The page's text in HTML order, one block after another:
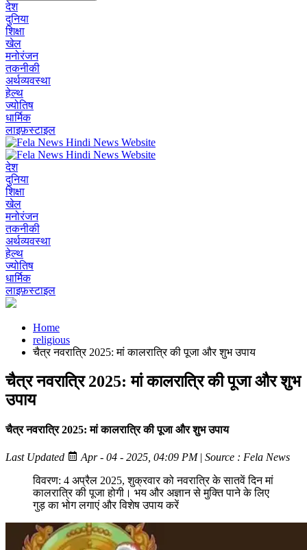
देश
दुनिया
शिक्षा
खेल
मनोरंजन
तकनीकी
अर्थव्यवस्था
हेल्थ
ज्योतिष
धार्मिक
लाइफ़स्टाइल
देश
दुनिया
शिक्षा
खेल
मनोरंजन
तकनीकी
अर्थव्यवस्था
हेल्थ
ज्योतिष
धार्मिक
लाइफ़स्टाइल
Home
religious
चैत्र नवरात्रि 2025: मां कालरात्रि की पूजा और शुभ उपाय
चैत्र नवरात्रि 2025: मां कालरात्रि की पूजा और शुभ
उपाय
चैत्र नवरात्रि 2025: मां कालरात्रि की पूजा और शुभ उपाय
Last Updated Apr - 04 - 2025, 04:09 PM| Source : Fela News
विवरण: 4 अप्रैल 2025, शुक्रवार को नवरात्रि के सातवें दिन मां
कालरात्रि की पूजा होगी। भय और अज्ञान से मुक्ति पाने के लिए
गुड़ का भोग लगाएं और विशेष उपाय करें